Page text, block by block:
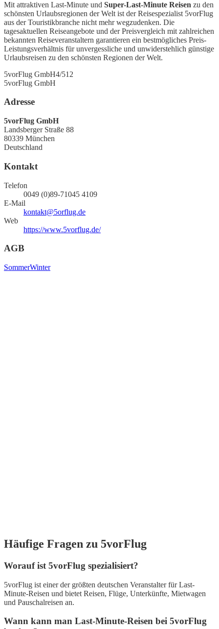
Mit attraktiven Last-Minute und Super-Last-Minute Reisen zu den
schönsten Urlaubsregionen der Welt ist der Reisespezialist 5vorFlug
aus der Touristikbranche nicht mehr wegzudenken. Die
tagesaktuellen Reiseangebote und der Preisvergleich mit zahlreichen
bekannten Reiseveranstaltern garantieren ein bestmögliches Preis-
Leistungsverhältnis für unvergessliche und unwiderstehlich günstige
Urlaubsreisen zu den schönsten Regionen der Welt.
5vorFlug GmbH4/512
5vorFlug GmbH
Adresse
5vorFlug GmbH
Landsberger Straße 88
80339 München
Deutschland
Kontakt
Telefon
0049 (0)89-71045 4109
E-Mail
kontakt@5orflug.de
Web
https://www.5vorflug.de/
AGB
SommerWinter
Häufige Fragen zu 5vorFlug
Worauf ist 5vorFlug spezialisiert?
5vorFlug ist einer der größten deutschen Veranstalter für Last-
Minute-Reisen und bietet Reisen, Flüge, Unterkünfte, Mietwagen
und Pauschalreisen an.
Wann kann man Last-Minute-Reisen bei 5vorFlug